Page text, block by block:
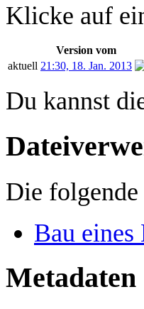
Klicke auf
Version vom
aktuell 21:30, 18. Jan. 2013
Du kannst
Die
Bau
Metadaten